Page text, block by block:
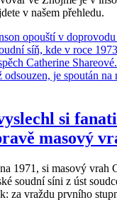
v našem přehledu.
si
masový
1971, si masový vrah
soudní síni z úst
za vraždu prvního